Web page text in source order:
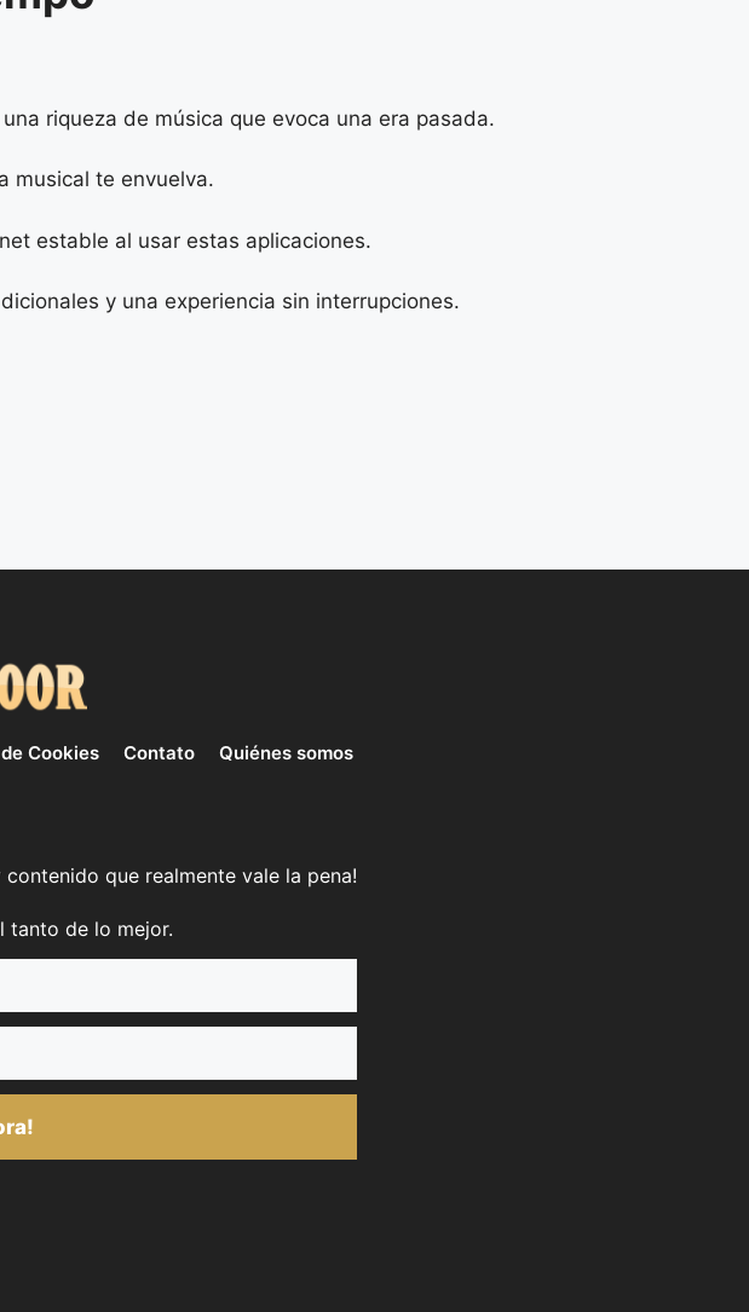
riqueza de música que evoca una era pasada.
musical te envuelva.
estable al usar estas aplicaciones.
y una experiencia sin interrupciones.
Cookies Contato Quiénes somos
que realmente vale la pena!
tanto de lo mejor.